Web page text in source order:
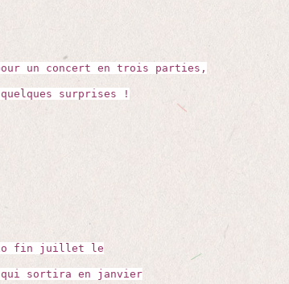
pour un concert en trois parties,
surprises !
fin juillet le
qui sortira en janvier